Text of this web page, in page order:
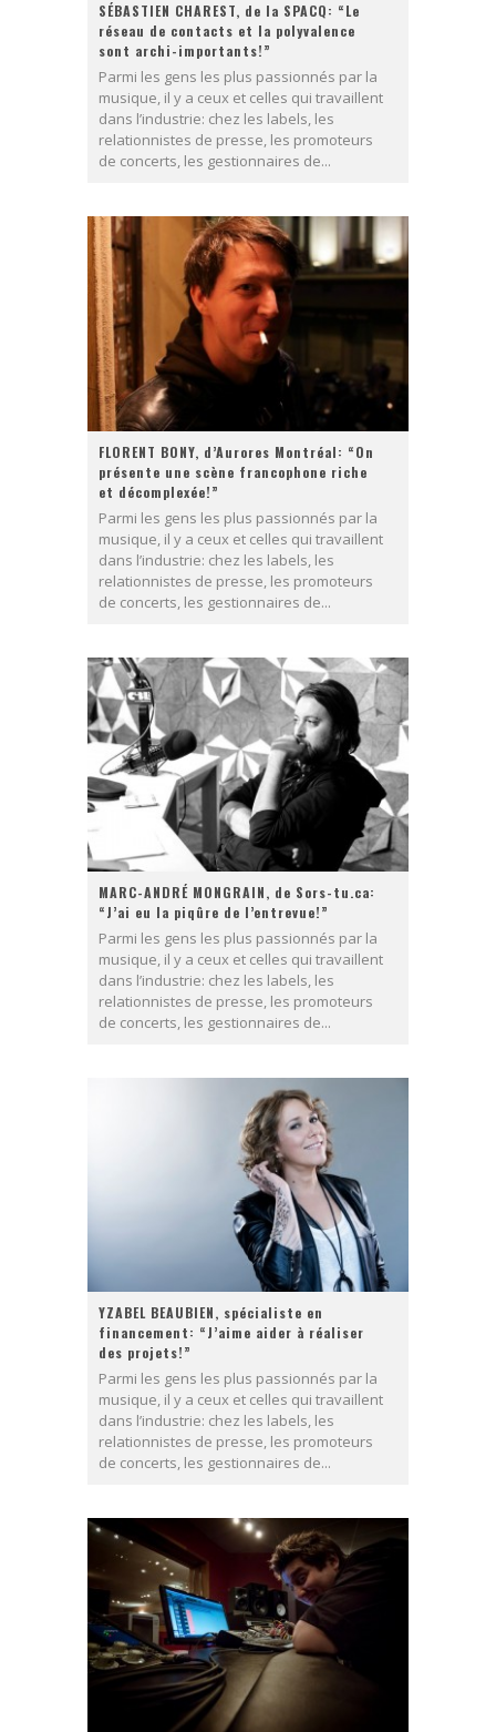
SÉBASTIEN CHAREST, de la SPACQ: “Le
réseau de contacts et la polyvalence
sont archi-importants!”
Parmi les gens les plus passionnés par la
musique, il y a ceux et celles qui travaillent
dans l’industrie: chez les labels, les
relationnistes de presse, les promoteurs
de concerts, les gestionnaires de...
FLORENT BONY, d’Aurores Montréal: “On
présente une scène francophone riche
et décomplexée!”
Parmi les gens les plus passionnés par la
musique, il y a ceux et celles qui travaillent
dans l’industrie: chez les labels, les
relationnistes de presse, les promoteurs
de concerts, les gestionnaires de...
MARC-ANDRÉ MONGRAIN, de Sors-tu.ca:
“J’ai eu la piqûre de l’entrevue!”
Parmi les gens les plus passionnés par la
musique, il y a ceux et celles qui travaillent
dans l’industrie: chez les labels, les
relationnistes de presse, les promoteurs
de concerts, les gestionnaires de...
YZABEL BEAUBIEN, spécialiste en
financement: “J’aime aider à réaliser
des projets!”
Parmi les gens les plus passionnés par la
musique, il y a ceux et celles qui travaillent
dans l’industrie: chez les labels, les
relationnistes de presse, les promoteurs
de concerts, les gestionnaires de...